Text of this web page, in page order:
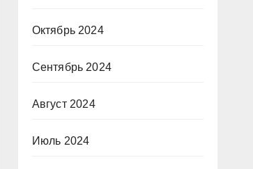
Октябрь 2024
Сентябрь 2024
Август 2024
Июль 2024